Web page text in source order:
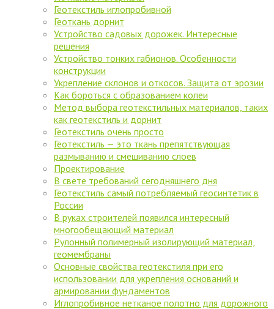
Геотекстиль иглопробивной
Геоткань дорнит
Устройство садовых дорожек. Интересные
решения
Устройство тонких габионов. Особенности
конструкции
Укрепление склонов и откосов. Защита от эрозии
Как бороться с образованием колеи
Метод выбора геотекстильных материалов, таких
как геотекстиль и дорнит
Геотекстиль очень просто
Геотекстиль — это ткань препятствующая
размыванию и смешиванию слоев
Проектирование
В свете требований сегодняшнего дня
Геотекстиль самый потребляемый геосинтетик в
России
В руках строителей появился интересный
многообещающий материал
Рулонный полимерный изолирующий материал,
геомембраны
Основные свойства геотекстиля при его
использовании для укрепления оснований и
армировании фундаментов
Иглопробивное нетканое полотно для дорожного